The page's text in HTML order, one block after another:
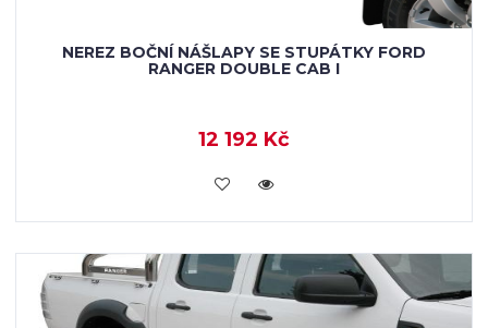
NEREZ BOČNÍ NÁŠLAPY SE STUPÁTKY FORD
RANGER DOUBLE CAB I
12 192 Kč
KOUPIT